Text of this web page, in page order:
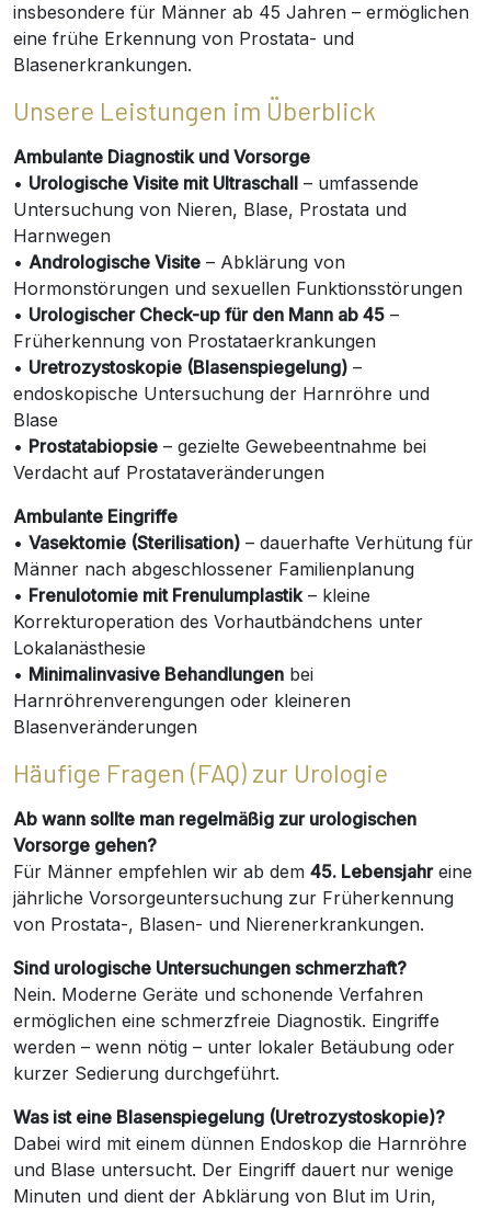
insbesondere für Männer ab 45 Jahren – ermöglichen
eine frühe Erkennung von Prostata- und
Blasenerkrankungen.
Unsere Leistungen im Überblick
Ambulante Diagnostik und Vorsorge
• Urologische Visite mit Ultraschall – umfassende
Untersuchung von Nieren, Blase, Prostata und
Harnwegen
• Andrologische Visite – Abklärung von
Hormonstörungen und sexuellen Funktionsstörungen
• Urologischer Check-up für den Mann ab 45 –
Früherkennung von Prostataerkrankungen
• Uretrozystoskopie (Blasenspiegelung) –
endoskopische Untersuchung der Harnröhre und
Blase
• Prostatabiopsie – gezielte Gewebeentnahme bei
Verdacht auf Prostataveränderungen
Ambulante Eingriffe
• Vasektomie (Sterilisation) – dauerhafte Verhütung für
Männer nach abgeschlossener Familienplanung
• Frenulotomie mit Frenulumplastik– kleine
Korrekturoperation des Vorhautbändchens unter
Lokalanästhesie
• Minimalinvasive Behandlungen bei
Harnröhrenverengungen oder kleineren
Blasenveränderungen
Häufige Fragen (FAQ) zur Urologie
Ab wann sollte man regelmäßig zur urologischen
Vorsorge gehen?
Für Männer empfehlen wir ab dem 45. Lebensjahreine
jährliche Vorsorgeuntersuchung zur Früherkennung
von Prostata-, Blasen- und Nierenerkrankungen.
Sind urologische Untersuchungen schmerzhaft?
Nein. Moderne Geräte und schonende Verfahren
ermöglichen eine schmerzfreie Diagnostik. Eingriffe
werden – wenn nötig – unter lokaler Betäubung oder
kurzer Sedierung durchgeführt.
Was ist eine Blasenspiegelung (Uretrozystoskopie)?
Dabei wird mit einem dünnen Endoskop die Harnröhre
und Blase untersucht. Der Eingriff dauert nur wenige
Minuten und dient der Abklärung von Blut im Urin,